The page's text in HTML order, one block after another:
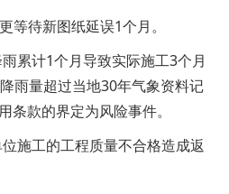
等待新图纸延误1个月。
累计1个月导致实际施工3个月
雨量超过当地30年气象资料记
条款的界定为风险事件。
施工的工程质量不合格造成返